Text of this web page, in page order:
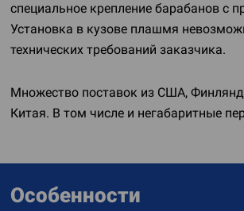
специальное крепление барабанов с
Установка в кузове плашмя
технических требований заказчика.
Множество поставок из США,
Китая. В том числе и негабаритные
Особенности